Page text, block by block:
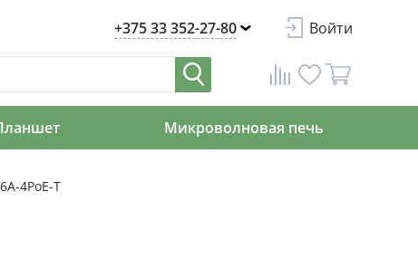
+375 33 352-27-80 Войти
Микроволновая печь
4PoE-T